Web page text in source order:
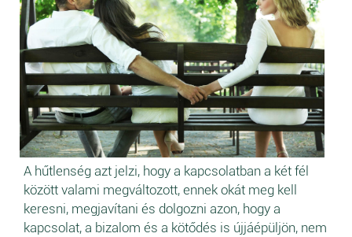
A hűtlenség azt jelzi, hogy a kapcsolatban a két fél
között valami megváltozott, ennek okát meg kell
keresni, megjavítani és dolgozni azon, hogy a
kapcsolat, a bizalom és a kötődés is újjáépüljön, nem